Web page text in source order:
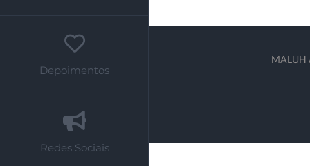
Depoimentos
Redes Sociais
MALUH